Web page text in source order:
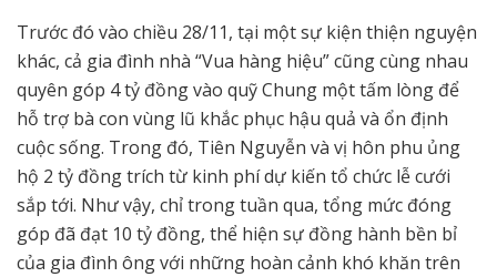
Trước đó vào chiều 28/11, tại một sự kiện thiện nguyện
khác, cả gia đình nhà “Vua hàng hiệu” cũng cùng nhau
quyên góp 4 tỷ đồng vào quỹ Chung một tấm lòng để
hỗ trợ bà con vùng lũ khắc phục hậu quả và ổn định
cuộc sống. Trong đó, Tiên Nguyễn và vị hôn phu ủng
hộ 2 tỷ đồng trích từ kinh phí dự kiến tổ chức lễ cưới
sắp tới. Như vậy, chỉ trong tuần qua, tổng mức đóng
góp đã đạt 10 tỷ đồng, thể hiện sự đồng hành bền bỉ
của gia đình ông với những hoàn cảnh khó khăn trên